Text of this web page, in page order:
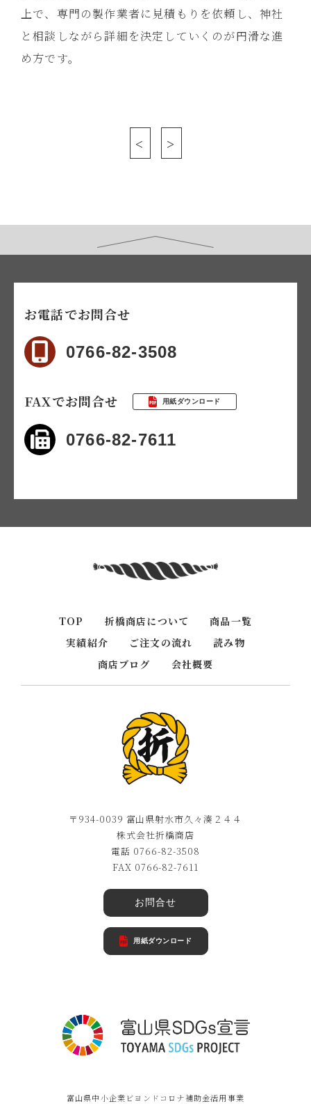
上で、専門の製作業者に見積もりを依頼し、神社
と相談しながら詳細を決定していくのが円滑な進
め方です。
< >
お電話でお問合せ
0766-82-3508
FAXでお問合せ 用紙ダウンロード
0766-82-7611
TOP 折橋商店について
商品一覧
実績紹介
ご注文の流れ
読み物
商店ブログ
会社概要
〒934-0039 富山県射水市久々湊２４４
株式会社折橋商店
電話 0766-82-3508
FAX 0766-82-7611
お問合せ
用紙ダウンロード
富山県中小企業ビヨンドコロナ補助金活用事業